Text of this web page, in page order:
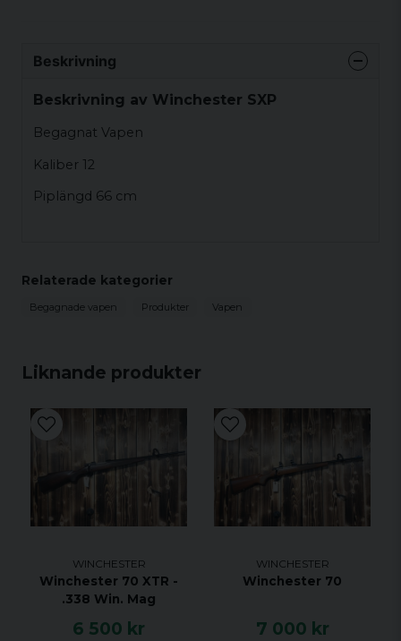
Liknande produkter
WINCHESTER
Winchester 70 XTR -
.338 Win. Mag
6 500 kr
WINCHESTER
Winchester 70
7 000 kr
Beskrivning
Beskrivning av Winchester SXP
Begagnat Vapen
Kaliber 12
Piplängd 66 cm
Relaterade kategorier
Begagnade vapen Produkter Vapen